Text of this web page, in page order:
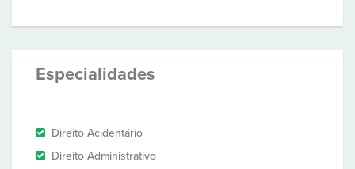
Especialidades
Direito Acidentário
Direito Administrativo